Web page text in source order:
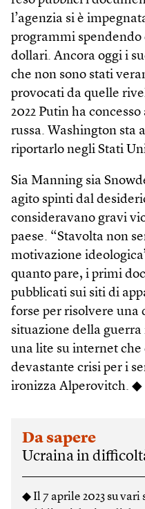
l’agenzia si è
programmi
dollari. Ancora oggi i
che non sono stati
provocati da quelle
2022 Putin ha
russa. Washington sta
riportarlo negli Stati
Sia Manning sia
agito spinti dal
consideravano gravi
paese. “Stavolta non
motivazione
quanto pare, i primi
pubblicati sui siti di
forse per risolvere una
situazione della
una lite su internet che
devastante crisi per i
ironizza Alperovitch. ◆
Da sapere
Ucraina in
◆ Il 7 aprile 2023 su